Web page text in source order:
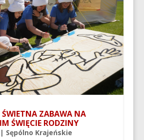
ŚWIETNA ZABAWA NA
ŚWIĘCIE RODZINY
Sępólno Krajeńskie